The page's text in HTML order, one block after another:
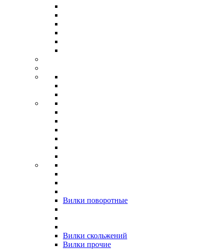
Вилки поворотные
Вилки скольжений
Вилки прочие